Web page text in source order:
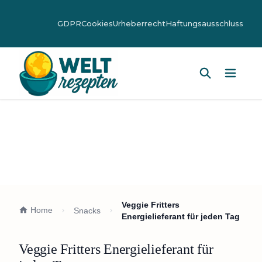
GDPRCookiesUrheberrechtHaftungsausschluss
Home Snacks
Veggie Fritters
Energielieferant für jeden Tag
Veggie Fritters Energielieferant für